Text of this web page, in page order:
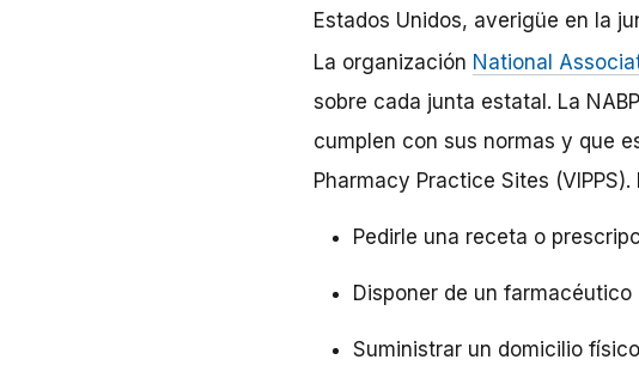
Estados Unidos, averigüe en la
La organización National
sobre cada junta estatal. La
cumplen con sus normas y que
Pharmacy Practice Sites
Pedirle una receta o
Disponer de un
Suministrar un domicilio